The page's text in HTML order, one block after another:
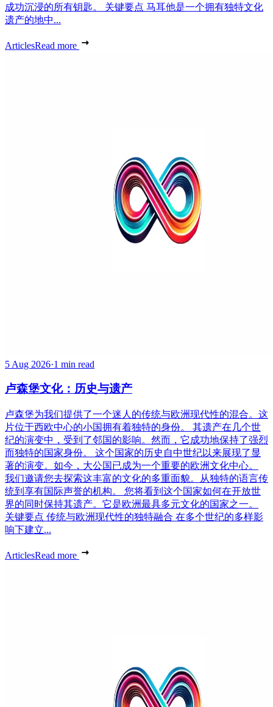
成功沉浸的所有钥匙。 关键要点 马耳他是一个拥有独特文化
遗产的地中...
ArticlesRead more
5 Aug 2026·1 min read
卢森堡文化：历史与遗产
卢森堡为我们提供了一个迷人的传统与欧洲现代性的混合。这
片位于西欧中心的小国拥有着独特的身份。 其遗产在几个世
纪的演变中，受到了邻国的影响。然而，它成功地保持了强烈
而独特的国家身份。 这个国家的历史自中世纪以来展现了显
著的演变。如今，大公国已成为一个重要的欧洲文化中心。
我们邀请您去探索这丰富的文化的多重面貌。从独特的语言传
统到享有国际声誉的机构。 您将看到这个国家如何在开放世
界的同时保持其遗产。它是欧洲最具多元文化的国家之一。
关键要点 传统与欧洲现代性的独特融合 在多个世纪的多样影
响下建立...
ArticlesRead more